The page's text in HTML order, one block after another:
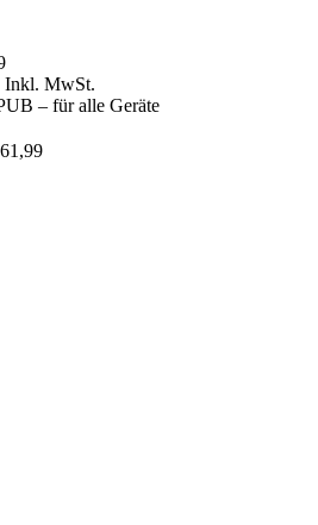
Inkl. MwSt.
– für alle Geräte